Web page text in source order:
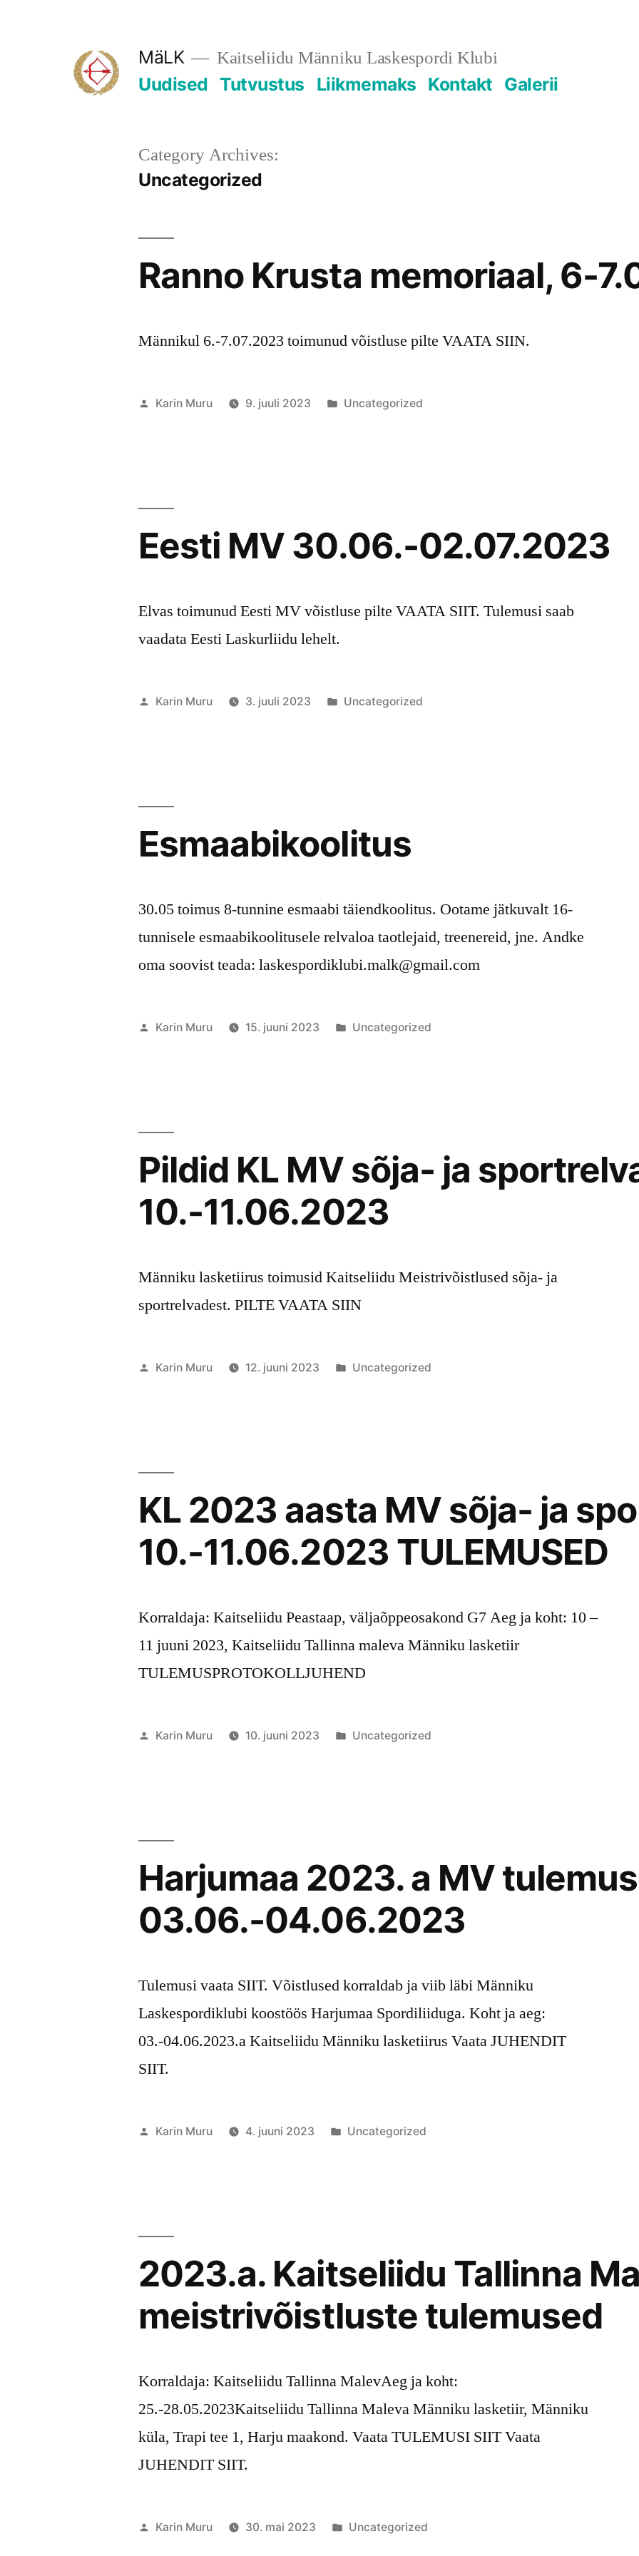
MäLK Kaitseliidu Männiku Laskespordi Klubi
Uudised Tutvustus Liikmemaks Kontakt Galerii
Category Archives:
Uncategorized
Ranno Krusta memoriaal, 6-
Männikul 6.-7.07.2023 toimunud võistluse pilte VAATA SIIN.
Posted
Karin Muru 9. juuli 2023
Posted
Uncategorized
Eesti MV 30.06.-02.07.2023
Elvas toimunud Eesti MV võistluse pilte VAATA SIIT. Tulemusi saab
vaadata Eesti Laskurliidu lehelt.
Posted
Karin Muru 3. juuli 2023
Posted
Uncategorized
Esmaabikoolitus
30.05 toimus 8-tunnine esmaabi täiendkoolitus. Ootame jätkuvalt 16-
tunnisele esmaabikoolitusele relvaloa taotlejaid, treenereid, jne. Andke
oma soovist teada: laskespordiklubi.malk@gmail.com
Posted
Karin Muru 15. juuni 2023
Posted
Uncategorized
Pildid KL MV sõja- ja
10.-11.06.2023
Männiku lasketiirus toimusid Kaitseliidu Meistrivõistlused sõja- ja
sportrelvadest. PILTE VAATA SIIN
Posted
Karin Muru 12. juuni 2023
Posted
Uncategorized
KL 2023 aasta MV sõja- ja
10.-11.06.2023 TULEMUSED
Korraldaja: Kaitseliidu Peastaap, väljaõppeosakond G7 Aeg ja koht: 10 –
11 juuni 2023, Kaitseliidu Tallinna maleva Männiku lasketiir
TULEMUSPROTOKOLLJUHEND
Posted
Karin Muru 10. juuni 2023
Posted
Uncategorized
Harjumaa 2023. a MV
03.06.-04.06.2023
Tulemusi vaata SIIT. Võistlused korraldab ja viib läbi Männiku
Laskespordiklubi koostöös Harjumaa Spordiliiduga. Koht ja aeg:
03.-04.06.2023.a Kaitseliidu Männiku lasketiirus Vaata JUHENDIT
SIIT.
Posted
Karin Muru 4. juuni 2023
Posted
Uncategorized
2023.a. Kaitseliidu Tallinna
meistrivõistluste tulemused
Korraldaja: Kaitseliidu Tallinna MalevAeg ja koht:
25.-28.05.2023Kaitseliidu Tallinna Maleva Männiku lasketiir, Männiku
küla, Trapi tee 1, Harju maakond. Vaata TULEMUSI SIIT Vaata
JUHENDIT SIIT.
Posted
Karin Muru 30. mai 2023
Posted
Uncategorized